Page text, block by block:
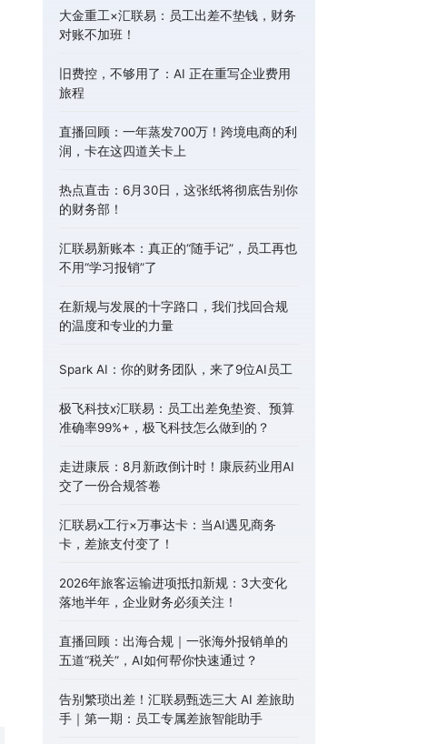
大金重工×汇联易：员工出差不垫钱，财务
对账不加班！
旧费控，不够用了：AI 正在重写企业费用
旅程
直播回顾：一年蒸发700万！跨境电商的利
润，卡在这四道关卡上
热点直击：6月30日，这张纸将彻底告别你
的财务部！
汇联易新账本：真正的“随手记”，员工再也
不用“学习报销”了
在新规与发展的十字路口，我们找回合规
的温度和专业的力量
Spark AI：你的财务团队，来了9位AI员工
极飞科技x汇联易：员工出差免垫资、预算
准确率99%+，极飞科技怎么做到的？
走进康辰：8月新政倒计时！康辰药业用AI
交了一份合规答卷
汇联易x工行×万事达卡：当AI遇见商务
卡，差旅支付变了！
2026年旅客运输进项抵扣新规：3大变化
落地半年，企业财务必须关注！
直播回顾：出海合规｜一张海外报销单的
五道“税关”，AI如何帮你快速通过？
告别繁琐出差！汇联易甄选三大 AI 差旅助
手｜第一期：员工专属差旅智能助手